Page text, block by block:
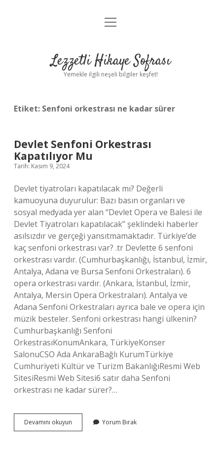
Anasayfa
Yasal Uyarı
menüyü
Lezzetli Hikaye Sofrası
Yemekle ilgili neşeli bilgiler keşfet!
Etiket: Senfoni orkestrası ne kadar sürer
Devlet Senfoni Orkestrası
Kapatılıyor Mu
Tarih: Kasım 9, 2024
Devlet tiyatroları kapatılacak mı? Değerli
kamuoyuna duyurulur: Bazı basın organları ve
sosyal medyada yer alan “Devlet Opera ve Balesi ile
Devlet Tiyatroları kapatılacak” şeklindeki haberler
asılsızdır ve gerçeği yansıtmamaktadır. Türkiye’de
kaç senfoni orkestrası var? .tr Devlette 6 senfoni
orkestrası vardır. (Cumhurbaşkanlığı, İstanbul, İzmir,
Antalya, Adana ve Bursa Senfoni Orkestraları). 6
opera orkestrası vardır. (Ankara, İstanbul, İzmir,
Antalya, Mersin Opera Orkestraları). Antalya ve
Adana Senfoni Orkestraları ayrıca bale ve opera için
müzik besteler. Senfoni orkestrası hangi ülkenin?
Cumhurbaşkanlığı Senfoni
OrkestrasıKonumAnkara, TürkiyeKonser
SalonuCSO Ada AnkaraBağlı KurumTürkiye
Cumhuriyeti Kültür ve Turizm BakanlığıResmi Web
SitesiResmi Web Sitesi6 satır daha Senfoni
orkestrası ne kadar sürer?…
Devamını okuyun
Senfoni
Yorum Bırak